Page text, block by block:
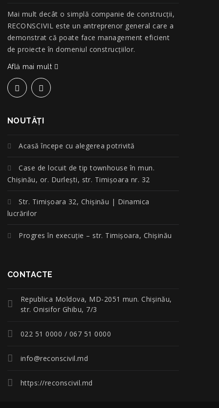
Mai mult decât o simplă companie de construcţii,
RECONSCIVIL este un antreprenor general care a
demonstrat că poate face management eficient
de proiecte în domeniul construcțiilor.
Află mai mult
NOUTĂŢI
Acasă începe cu alegerea potrivită
Case de locuit de tip townhouse în mun.
Chișinău, or. Durlești, str. Timișoara nr. 32
Str. Timișoara 32, Chișinău | Dinamica
lucrărilor
Progres în execuție – str. Timișoara, Chișinău
CONTACTE
Republica Moldova, MD-2051 mun. Chişinău,
str. Onisifor Ghibu, 7/3
022 51 0000 / 067 51 0000
info@reconscivil.md
https://reconscivil.md